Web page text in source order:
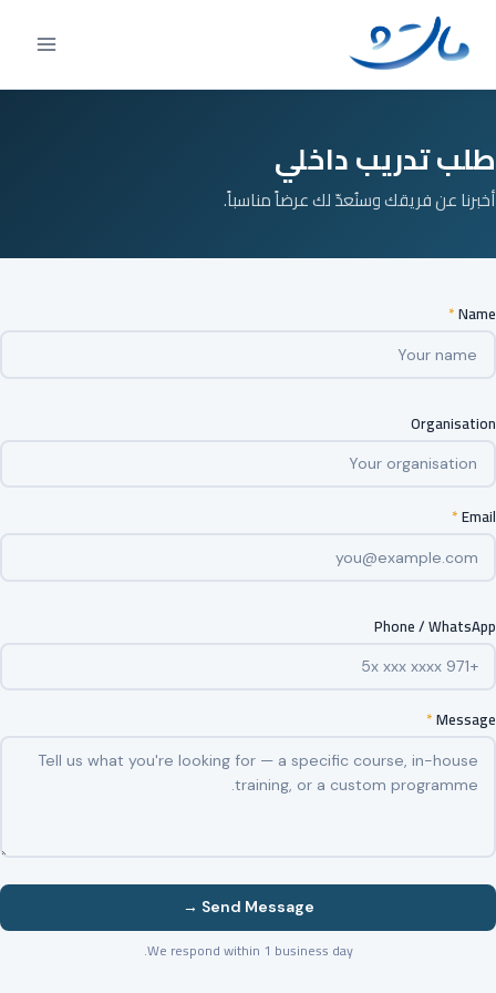
content
طلب تدريب داخلي
أخبرنا عن فريقك وسنُعدّ لك عرضاً مناسباً.
Name
*
Organisation
Email
*
Phone / WhatsApp
Message
*
Send Message →
We respond within 1 business day.